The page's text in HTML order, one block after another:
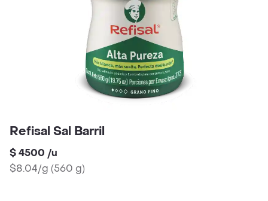
Refisal Sal Barril
$ 4500 /u
$8.04/g (560 g)